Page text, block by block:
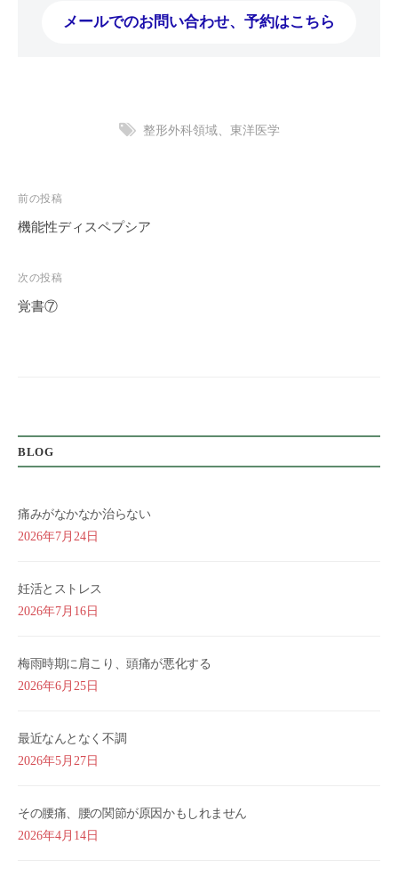
メールでのお問い合わせ、予約はこちら
整形外科領域、東洋医学
投
稿
ビ
ゲ
前の投稿
機能性ディスペプシア
次の投稿
覚書⑦
BLOG
痛みがなかなか治らない
2026年7月24日
妊活とストレス
2026年7月16日
梅雨時期に肩こり、頭痛が悪化する
2026年6月25日
最近なんとなく不調
2026年5月27日
その腰痛、腰の関節が原因かもしれません
2026年4月14日